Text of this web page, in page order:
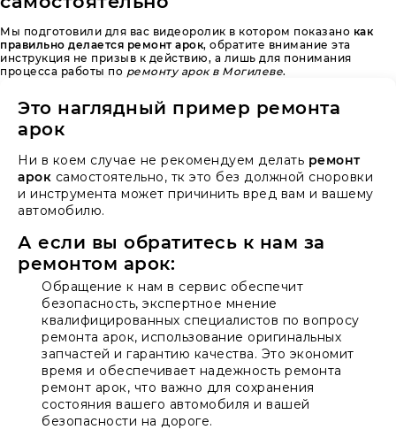
Мы подготовили для вас видеоролик в котором показано как
правильно делается ремонт арок, обратите внимание эта
инструкция не призыв к действию, а лишь для понимания
процесса работы по ремонту арок в Могилеве.
Это наглядный пример ремонта
арок
Ни в коем случае не рекомендуем делать ремонт
арок самостоятельно, тк это без должной сноровки
и инструмента может причинить вред вам и вашему
автомобилю.
А если вы обратитесь к нам за
ремонтом арок:
Обращение к нам в сервис обеспечит
безопасность, экспертное мнение
квалифицированных специалистов по вопросу
ремонта арок, использование оригинальных
запчастей и гарантию качества. Это экономит
время и обеспечивает надежность ремонта
ремонт арок, что важно для сохранения
состояния вашего автомобиля и вашей
безопасности на дороге.